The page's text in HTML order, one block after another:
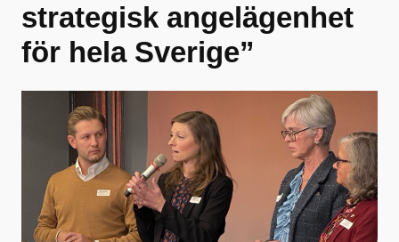
strategisk angelägenhet
för hela Sverige”